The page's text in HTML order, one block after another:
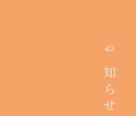
お知らせ